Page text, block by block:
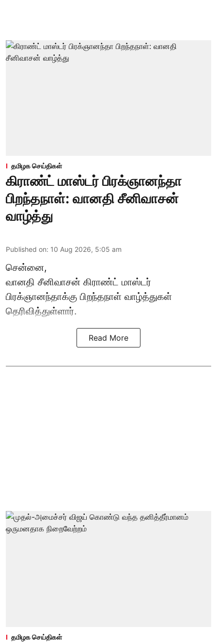
தமிழக செய்திகள்
கிராண்ட் மாஸ்டர் பிரக்ஞானந்தா
பிறந்தநாள்: வானதி சீனிவாசன்
வாழ்த்து
Published on: 10 Aug 2026, 5:05 am
சென்னை,
வானதி சீனிவாசன் கிராண்ட் மாஸ்டர்
பிரக்ஞானந்தாக்கு பிறந்தநாள் வாழ்த்துகள்
தெரிவித்துள்ளார்.
Read More
தமிழக செய்திகள்